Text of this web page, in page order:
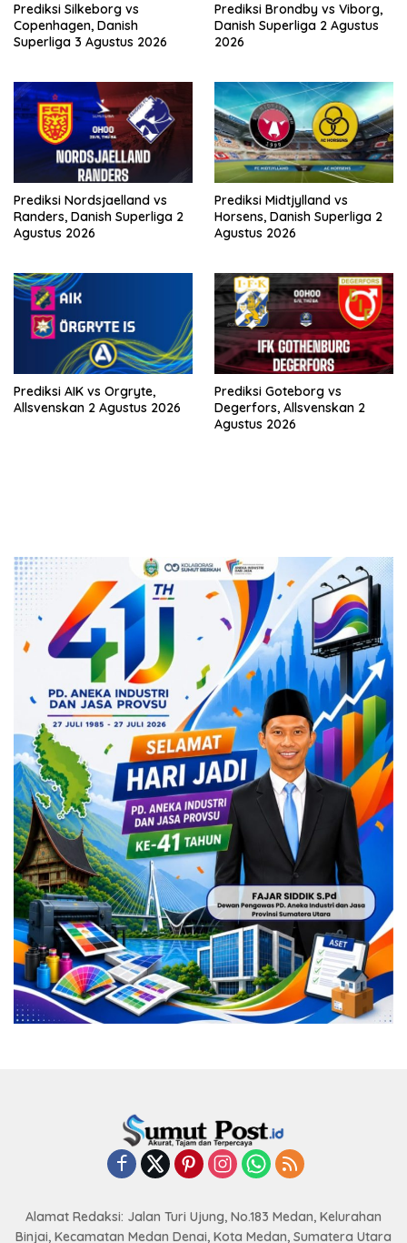
Prediksi Silkeborg vs
Copenhagen, Danish
Superliga 3 Agustus 2026
Prediksi Brondby vs Viborg,
Danish Superliga 2 Agustus
2026
Prediksi Nordsjaelland vs
Randers, Danish Superliga 2
Agustus 2026
Prediksi Midtjylland vs
Horsens, Danish Superliga 2
Agustus 2026
Prediksi AIK vs Orgryte,
Allsvenskan 2 Agustus 2026
Prediksi Goteborg vs
Degerfors, Allsvenskan 2
Agustus 2026
Alamat Redaksi: Jalan Turi Ujung, No.183 Medan, Kelurahan
Binjai, Kecamatan Medan Denai, Kota Medan, Sumatera Utara